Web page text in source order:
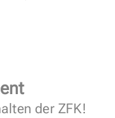
der ZFK!